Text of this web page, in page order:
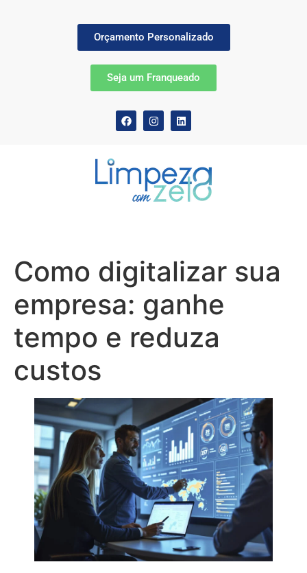
Orçamento Personalizado
Seja um Franqueado
Como digitalizar sua
empresa: ganhe
tempo e reduza
custos